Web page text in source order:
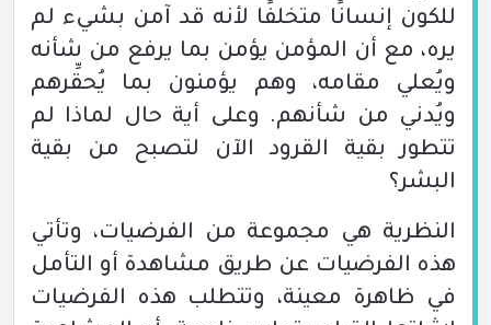
للكون إنسانًا متخلفًا لأنه قد آمن بشيء لم
يره، مع أن المؤمن يؤمن بما يرفع من شأنه
ويُعلي مقامه، وهم يؤمنون بما يُحقِّرهم
ويُدني من شأنهم. وعلى أية حال لماذا لم
تتطور بقية القرود الآن لتصبح من بقية
البشر؟
النظرية هي مجموعة من الفرضيات، وتأتي
هذه الفرضيات عن طريق مشاهدة أو التأمل
في ظاهرة معينة، وتتطلب هذه الفرضيات